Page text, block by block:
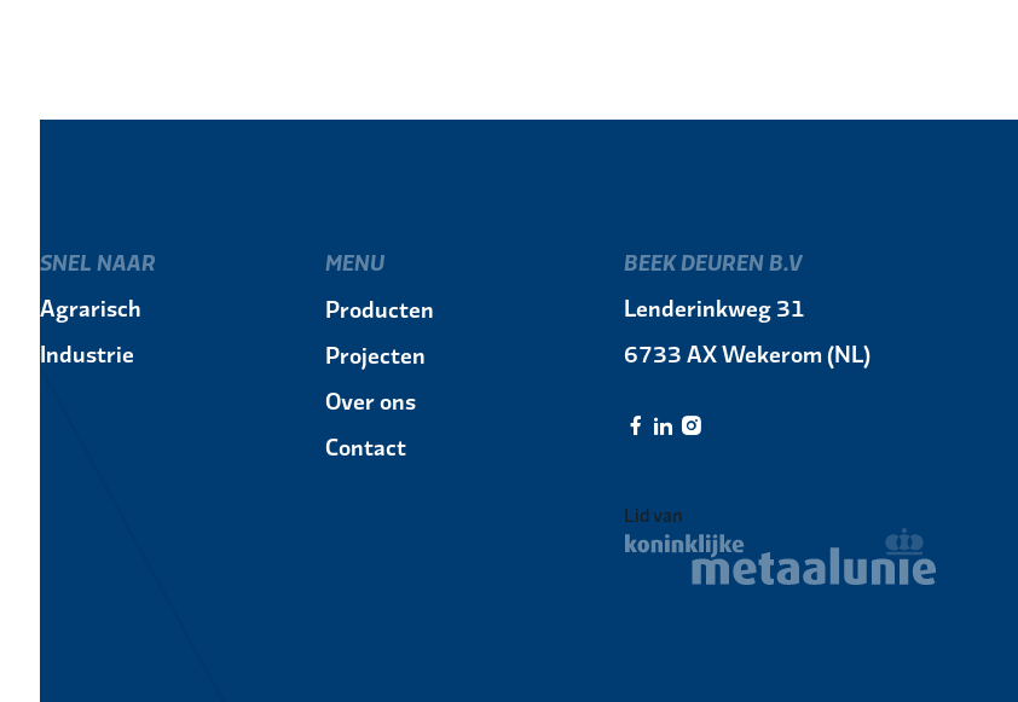
SNEL NAAR
Agrarisch
Industrie
MENU
Producten
Projecten
Over ons
Contact
BEEK DEUREN B.V
Lenderinkweg 31
6733 AX Wekerom (NL)
Lid van